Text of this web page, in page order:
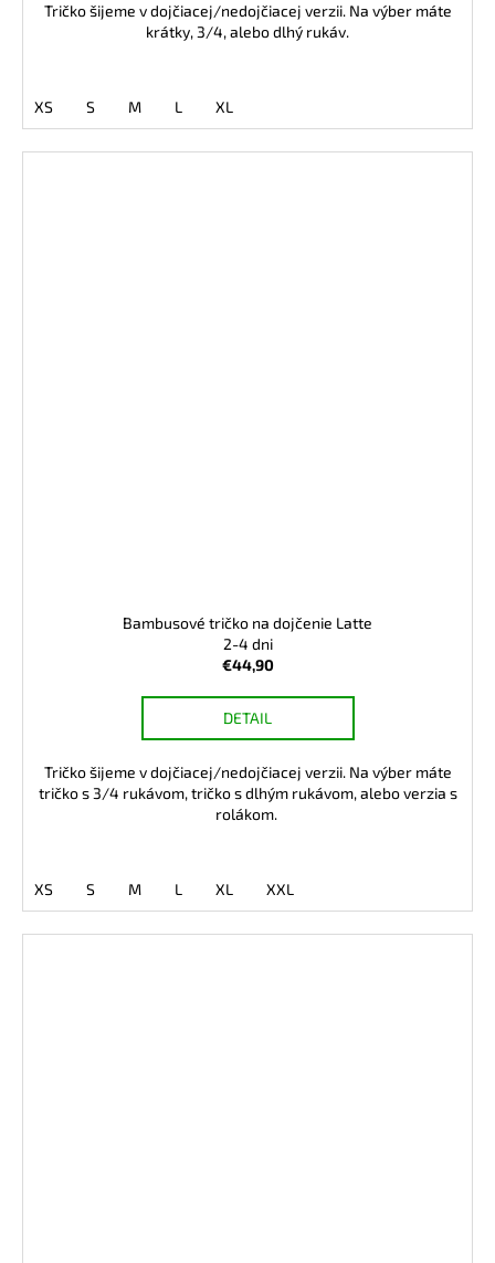
Tričko šijeme v dojčiacej/nedojčiacej verzii. Na výber máte
krátky, 3/4, alebo dlhý rukáv.
XS S M L XL
Bambusové tričko na dojčenie Latte
2-4 dni
€44,90
DETAIL
Tričko šijeme v dojčiacej/nedojčiacej verzii. Na výber máte
tričko s 3/4 rukávom, tričko s dlhým rukávom, alebo verzia s
rolákom.
XS S M L XL XXL